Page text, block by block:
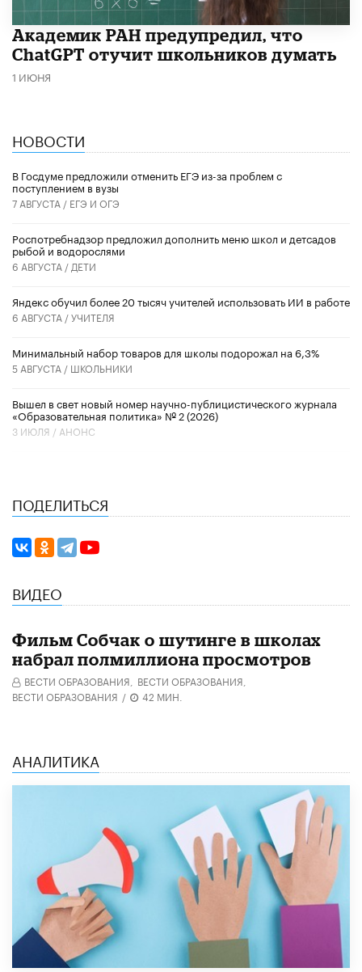
Академик РАН предупредил, что
ChatGPT отучит школьников думать
1 ИЮНЯ
НОВОСТИ
В Госдуме предложили отменить ЕГЭ из-за проблем с
поступлением в вузы
7 АВГУСТА / ЕГЭ И ОГЭ
Роспотребнадзор предложил дополнить меню школ и детсадов
рыбой и водорослями
6 АВГУСТА / ДЕТИ
​Яндекс обучил более 20 тысяч учителей использовать ИИ в работе
6 АВГУСТА /УЧИТЕЛЯ
Минимальный набор товаров для школы подорожал на 6,3%
5 АВГУСТА / ШКОЛЬНИКИ
Вышел в свет новый номер научно-публицистического журнала
«Образовательная политика» № 2 (2026)
3 ИЮЛЯ / АНОНС
ПОДЕЛИТЬСЯ
ВИДЕО
Фильм Собчак о шутинге в школах
набрал полмиллиона просмотров
ВЕСТИ ОБРАЗОВАНИЯ, ВЕСТИ ОБРАЗОВАНИЯ,
ВЕСТИ ОБРАЗОВАНИЯ / 42 МИН.
АНАЛИТИКА